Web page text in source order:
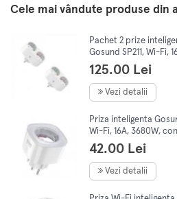
Cele mai vândute produse din
Pachet 2 prize
Gosund SP211, Wi-Fi,
monitorizare Consum,
SmartLife, Tuya
125.00 Lei
Vezi detalii
Priza inteligenta
Wi-Fi, 16A, 3680W,
aplicatie, Amazon
Alexa/Google Home
42.00 Lei
Vezi detalii